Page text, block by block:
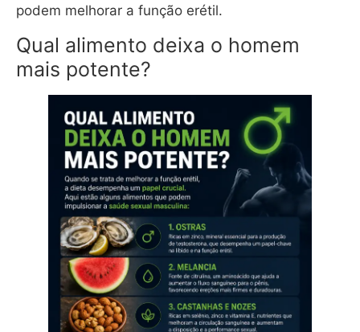
podem melhorar a função erétil.
Qual alimento deixa o homem
mais potente?